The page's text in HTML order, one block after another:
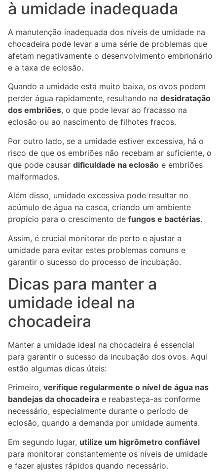
à umidade inadequada
A manutenção inadequada dos níveis de umidade na
chocadeira pode levar a uma série de problemas que
afetam negativamente o desenvolvimento embrionário
e a taxa de eclosão.
Quando a umidade está muito baixa, os ovos podem
perder água rapidamente, resultando na desidratação
dos embriões, o que pode levar ao fracasso na
eclosão ou ao nascimento de filhotes fracos.
Por outro lado, se a umidade estiver excessiva, há o
risco de que os embriões não recebam ar suficiente, o
que pode causar dificuldade na eclosão e embriões
malformados.
Além disso, umidade excessiva pode resultar no
acúmulo de água na casca, criando um ambiente
propício para o crescimento de fungos e bactérias.
Assim, é crucial monitorar de perto e ajustar a
umidade para evitar estes problemas comuns e
garantir o sucesso do processo de incubação.
Dicas para manter a
umidade ideal na
chocadeira
Manter a umidade ideal na chocadeira é essencial
para garantir o sucesso da incubação dos ovos. Aqui
estão algumas dicas úteis:
Primeiro, verifique regularmente o nível de água nas
bandejas da chocadeira e reabasteça-as conforme
necessário, especialmente durante o período de
eclosão, quando a demanda por umidade aumenta.
Em segundo lugar, utilize um higrômetro confiável
para monitorar constantemente os níveis de umidade
e fazer ajustes rápidos quando necessário.